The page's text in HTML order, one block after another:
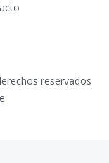
reservados